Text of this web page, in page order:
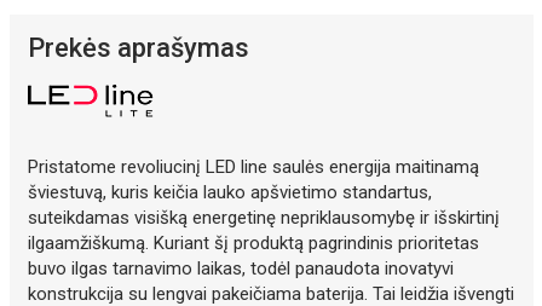
Prekės aprašymas
Pristatome revoliucinį LED line saulės energija maitinamą
šviestuvą, kuris keičia lauko apšvietimo standartus,
suteikdamas visišką energetinę nepriklausomybę ir išskirtinį
ilgaamžiškumą. Kuriant šį produktą pagrindinis prioritetas
buvo ilgas tarnavimo laikas, todėl panaudota inovatyvi
konstrukcija su lengvai pakeičiama baterija. Tai leidžia išvengti